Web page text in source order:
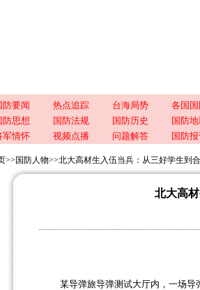
防要闻 热点追踪 台海局势 各国
防思想 国防法规 国防历史 国防
军情怀 视频点播 问题解答 国防报
>> 国防人物>>北大高材生入伍当兵：从三好学生到
北大高
某导弹旅导弹测试大厅内，一场